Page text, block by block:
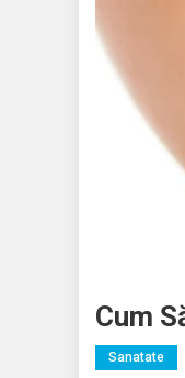
Cum
Sanatate